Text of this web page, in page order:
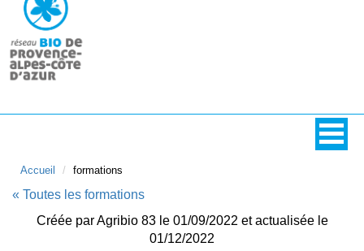
Accueil formations
« Toutes les formations
Créée par Agribio 83 le 01/09/2022 et actualisée le
01/12/2022